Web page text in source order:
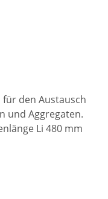
für den Austausch
und Aggregaten.
Li 480 mm